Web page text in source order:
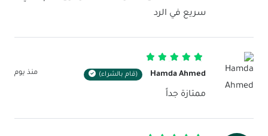
سريع في الرد
تم التقييم5من 5
Hamda Ahmed (قام بالشراء) منذ يوم
ممتازة جداً